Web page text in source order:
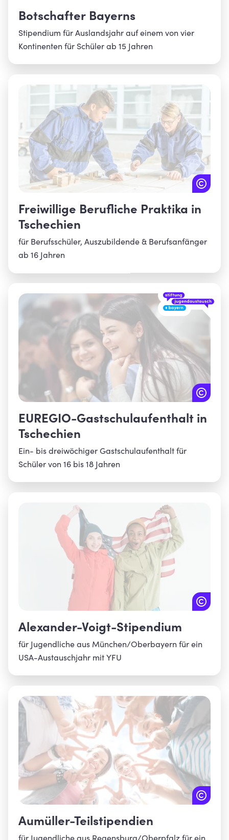
Botschafter Bayerns
Stipendium für Auslandsjahr auf einem von vier
Kontinenten für Schüler ab 15 Jahren
Freiwillige Berufliche Praktika in
Tschechien
für Berufsschüler, Auszubildende & Berufsanfänger
ab 16 Jahren
EUREGIO-Gastschulaufenthalt in
Tschechien
Ein- bis dreiwöchiger Gastschulaufenthalt für
Schüler von 16 bis 18 Jahren
Alexander-Voigt-Stipendium
für Jugendliche aus München/Oberbayern für ein
USA-Austauschjahr mit YFU
Aumüller-Teilstipendien